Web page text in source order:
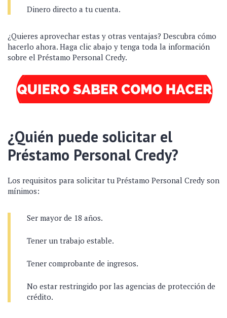
Dinero directo a tu cuenta.
¿Quieres aprovechar estas y otras ventajas? Descubra cómo
hacerlo ahora. Haga clic abajo y tenga toda la información
sobre el Préstamo Personal Credy.
¿Quién puede solicitar el
Préstamo Personal Credy?
Los requisitos para solicitar tu Préstamo Personal Credy son
mínimos:
Ser mayor de 18 años.
Tener un trabajo estable.
Tener comprobante de ingresos.
No estar restringido por las agencias de protección de
crédito.